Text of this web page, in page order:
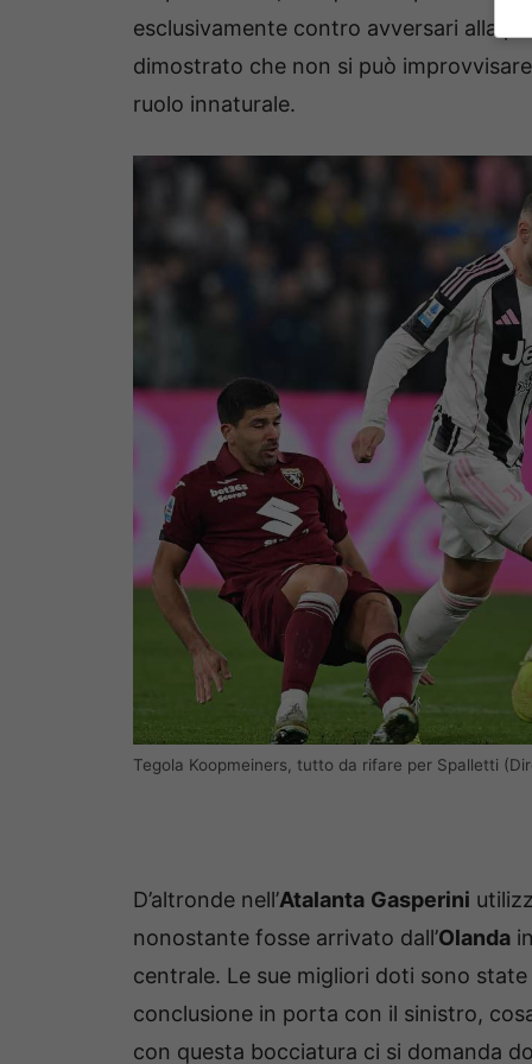
esclusivamente contro avversari alla
dimostrato che non si può
ruolo innaturale.
Tegola Koopmeiners, tutto da rifare per Spalletti
D’altronde nell’Atalanta Gasperini
nonostante fosse arrivato dall’Olanda in
centrale. Le sue migliori doti sono
conclusione in porta con il sinistro,
con questa bocciatura ci si domanda